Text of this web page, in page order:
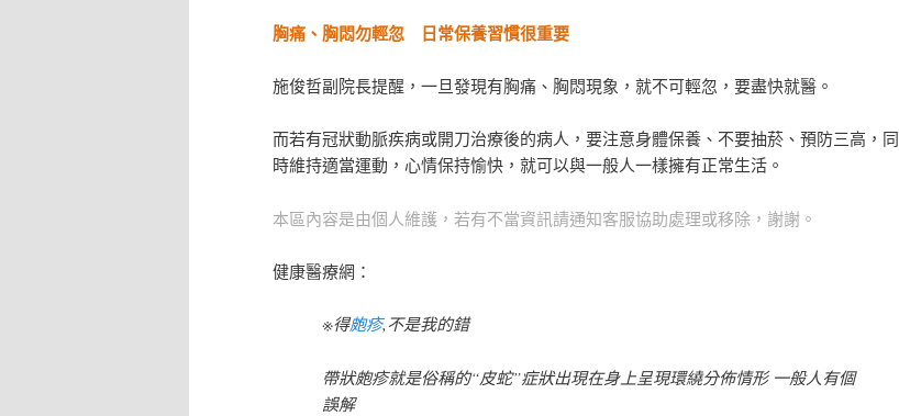
胸痛、胸悶勿輕忽 日常保養習慣很重要
施俊哲副院長提醒，一旦發現有胸痛、胸悶現象，就不可輕忽，要盡快就醫。
而若有冠狀動脈疾病或開刀治療後的病人，要注意身體保養、不要抽菸、預防三高，同
時維持適當運動，心情保持愉快，就可以與一般人一樣擁有正常生活。
本區內容是由個人維護，若有不當資訊請通知客服協助處理或移除，謝謝。
健康醫療網：
※得皰疹,不是我的錯
帶狀皰疹就是俗稱的“皮蛇”症狀出現在身上呈現環繞分佈情形 一般人有個
誤解